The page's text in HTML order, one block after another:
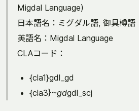
Migdal Language)
日本語名：ミグダル語, 御具樽語
英語名：Migdal Language
CLAコード：
{cla1}gdl_gd
{cla3}~gdgdl_scj